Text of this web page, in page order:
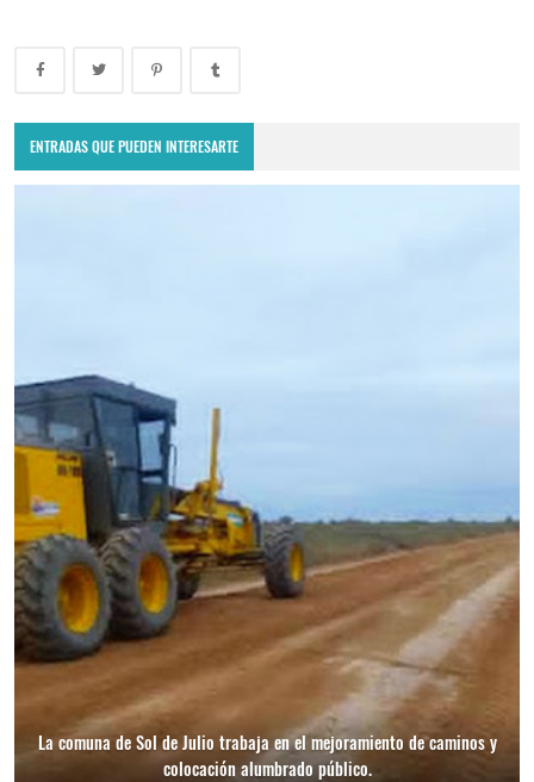
ENTRADAS QUE PUEDEN INTERESARTE
La comuna de Sol de Julio trabaja en el mejoramiento de caminos y
colocación alumbrado público.
La Municipalidad de Los Telares anunció que tomará acciones